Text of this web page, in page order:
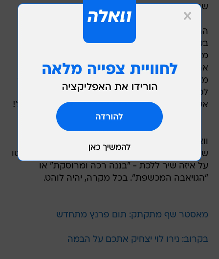
שבוודאי ירגש את הקהל.
ההחלטה של שבת, בוודאי תשמח את אלה שנכבשו
בקסם המרענן של דנאי, כשהופיעה על המסך.
מה שבטוח היא שהבחורה הצעירה לא תופיע מול
ארבעה כיסאות מסתובבים אלא בפני אולם מלא
מקצה לקצה - כיוון שההופעה היא סולד אאוט, כבר
לפני שבועות ספורים. בתקווה שהיא לא תהייה
אקסייטד מדי, בכל זאת, צריך לשמור על פאסון גירל!
וואלה! סלבס הוזמנה בעצמה לבצע דואט עם
שלומיקו מדוכן הפירות השכונתי, אבל הם לא החליטו
על איזה שיר ללכת - "בננה רכה ומרוסקת" או
"הגויאבה המכשפת". בכל מקרה, יהיה לוהט.
מאסטר שף מתקתק: תום פרנץ מתחדש
בקרוב: נירו לוי יצחיק אתכם על הבמה